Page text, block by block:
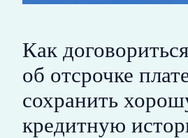
Как
об отсрочке
сохранить
кредитную